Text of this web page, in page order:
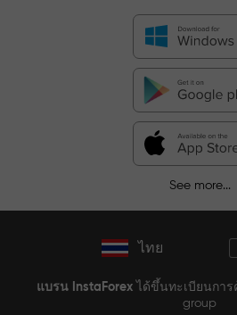
See more...
ไทย
แบรน InstaForexได้ขึ้นทะเบียนการ
group